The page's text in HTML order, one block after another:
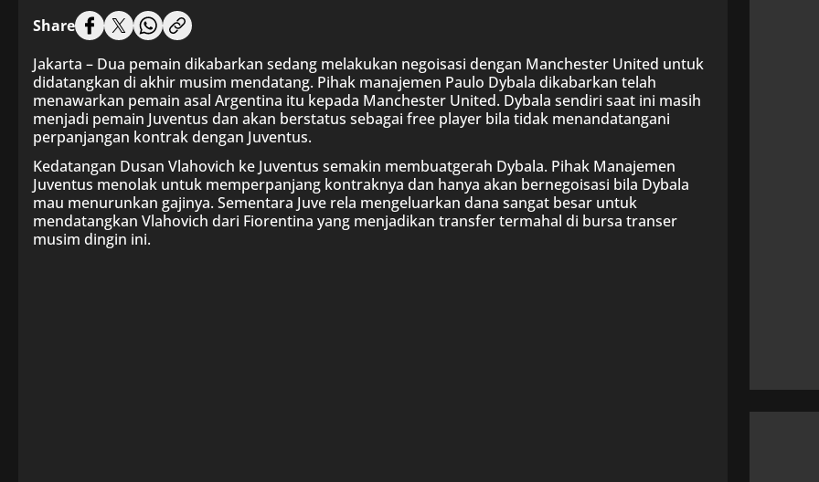
Share
Jakarta – Dua pemain dikabarkan sedang melakukan negoisasi dengan Manchester United untuk
didatangkan di akhir musim mendatang. Pihak manajemen Paulo Dybala dikabarkan telah
menawarkan pemain asal Argentina itu kepada Manchester United. Dybala sendiri saat ini masih
menjadi pemain Juventus dan akan berstatus sebagai free player bila tidak menandatangani
perpanjangan kontrak dengan Juventus.
Kedatangan Dusan Vlahovich ke Juventus semakin membuatgerah Dybala. Pihak Manajemen
Juventus menolak untuk memperpanjang kontraknya dan hanya akan bernegoisasi bila Dybala
mau menurunkan gajinya. Sementara Juve rela mengeluarkan dana sangat besar untuk
mendatangkan Vlahovich dari Fiorentina yang menjadikan transfer termahal di bursa transer
musim dingin ini.